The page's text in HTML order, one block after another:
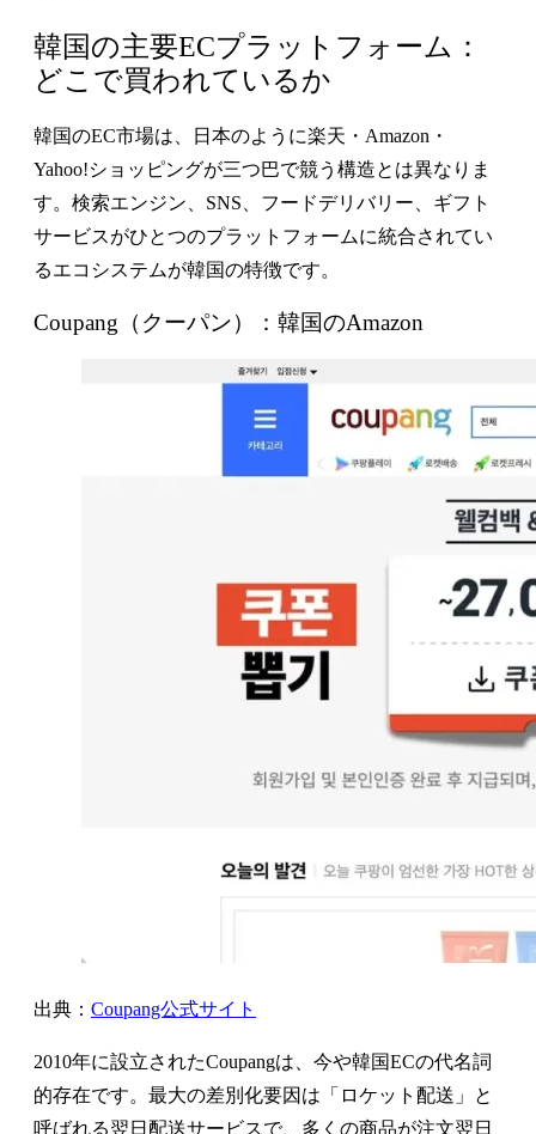
韓国の主要ECプラットフォーム：
どこで買われているか
韓国のEC市場は、日本のように楽天・Amazon・
Yahoo!ショッピングが三つ巴で競う構造とは異なりま
す。検索エンジン、SNS、フードデリバリー、ギフト
サービスがひとつのプラットフォームに統合されてい
るエコシステムが韓国の特徴です。
Coupang（クーパン）：韓国のAmazon
出典： Coupang公式サイト
2010年に設立されたCoupangは、今や韓国ECの代名詞
的存在です。最大の差別化要因は「ロケット配送」と
呼ばれる翌日配送サービスで、多くの商品が注文翌日